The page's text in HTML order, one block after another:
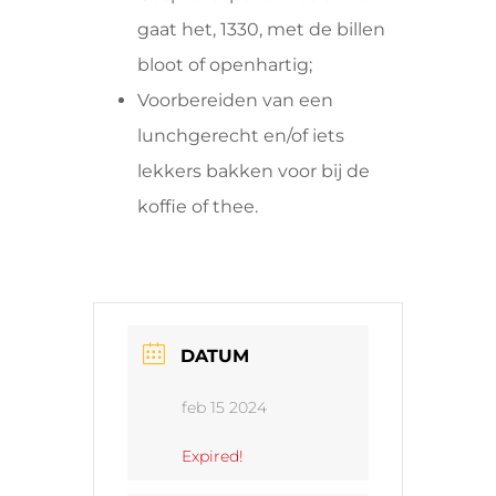
gaat het, 1330, met de billen
bloot of openhartig;
Voorbereiden van een
lunchgerecht en/of iets
lekkers bakken voor bij de
koffie of thee.
DATUM
feb 15 2024
Expired!